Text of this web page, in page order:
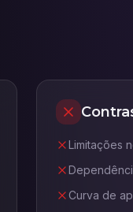
Limitações
Curva de